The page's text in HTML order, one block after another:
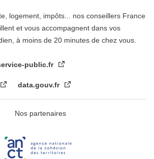
logement, impôts... nos conseillers France
et vous accompagnent dans vos
à moins de 20 minutes de chez vous.
public.fr
data.gouv.fr
Nos partenaires